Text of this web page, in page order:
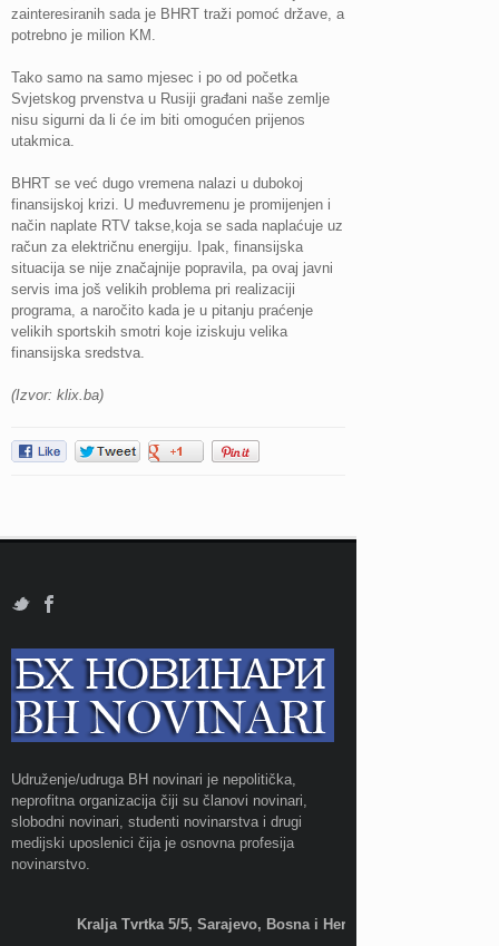
zainteresiranih sada je BHRT traži pomoć države, a
potrebno je milion KM.
Tako samo na samo mjesec i po od početka
Svjetskog prvenstva u Rusiji građani naše zemlje
nisu sigurni da li će im biti omogućen prijenos
utakmica.
BHRT se već dugo vremena nalazi u dubokoj
finansijskoj krizi. U međuvremenu je promijenjen i
način naplate RTV takse,koja se sada naplaćuje uz
račun za električnu energiju. Ipak, finansijska
situacija se nije značajnije popravila, pa ovaj javni
servis ima još velikih problema pri realizaciji
programa, a naročito kada je u pitanju praćenje
velikih sportskih smotri koje iziskuju velika
finansijska sredstva.
(Izvor: klix.ba)
Udruženje/udruga BH novinari je nepolitička,
neprofitna organizacija čiji su članovi novinari,
slobodni novinari, studenti novinarstva i drugi
medijski uposlenici čija je osnovna profesija
novinarstvo.
Kralja Tvrtka 5/5, Sarajevo, Bosna i Hercegovina;